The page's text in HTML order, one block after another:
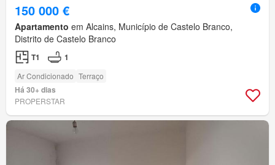
150 000 €
Apartamento em Alcains, Município de Castelo Branco,
Distrito de Castelo Branco
T1 1
Ar Condicionado Terraço
Há 30+ dias
PROPERSTAR